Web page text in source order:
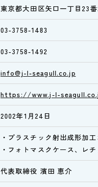
東京都大田区矢口一丁目23
03-3758-1483
03-3758-1492
info@j-l-seagull.co.jp
https://www.j-l-
2002年1月24日
・プラスチック射出成形加
・フォトマスクケース、レ
代表取締役 濱田 恵介